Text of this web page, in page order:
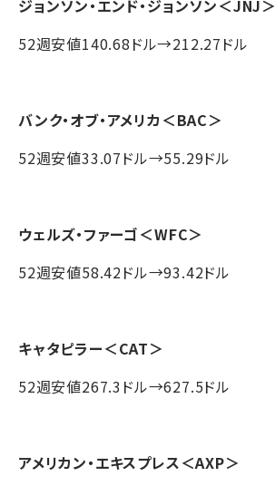
ジョンソン・エンド・ジョンソン＜JNJ＞
52週安値140.68ドル→212.27ドル
バンク・オブ・アメリカ ＜BAC＞
52週安値33.07ドル→55.29ドル
ウェルズ・ファーゴ＜WFC＞
52週安値58.42ドル→93.42ドル
キャタピラー＜CAT＞
52週安値267.3ドル→627.5ドル
アメリカン・エキスプレス＜AXP＞